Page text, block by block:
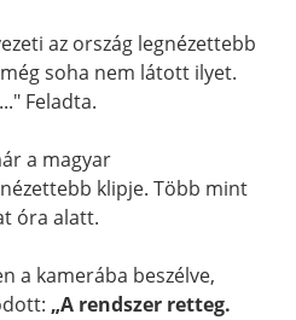
az ország legnézettebb
soha nem látott ilyet.
Feladta.
a magyar
klipje. Több mint
óra alatt.
a kamerába beszélve,
„A rendszer retteg.